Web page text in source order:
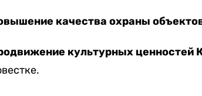
качества охраны
культурных ценностей